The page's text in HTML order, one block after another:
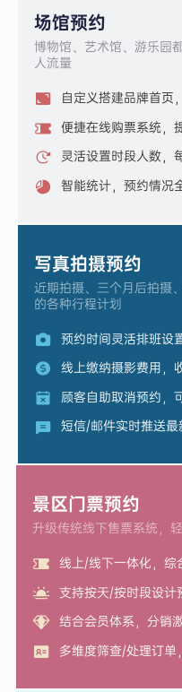
场馆预约
博物馆、艺术馆、游乐园
人流量
自定义搭建品牌首页
便捷在线购票系统，
灵活设置时段人数，
智能统计，预约情况
写真拍摄预约
近期拍摄、三个月后拍摄
的各种行程计划
预约时间灵活排班设
线上缴纳摄影费用，
顾客自助取消预约，
短信/邮件实时推送最
景区门票预约
升级传统线下售票系统，
线上/线下一体化，综
支持按天/按时段设计
结合会员体系，分销
多维度筛查/处理订单